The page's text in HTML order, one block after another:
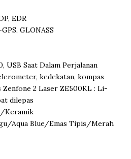
EDR
GLONASS
USB Saat Dalam Perjalanan
kedekatan, kompas
Zenfone 2 Laser ZE500KL : Li-
dilepas
Keramik
Aqua Blue/Emas Tipis/Merah